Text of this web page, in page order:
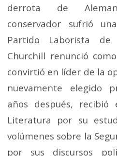
derrota de
conservador sufrió
Partido Laborista
Churchill renunció
convirtió en líder de la
nuevamente elegido
años después,
Literatura por su
volúmenes sobre la
por sus discursos